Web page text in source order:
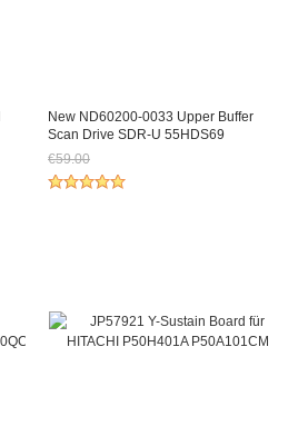
New ND60200-0033 Upper Buffer
Scan Drive SDR-U 55HDS69
€59.00
Jetzt nur noch €54.87